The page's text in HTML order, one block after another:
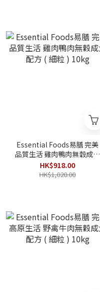
Essential Foods易膳 完美
品質生活 雞肉鴨肉無穀成犬
配方 ( 細粒 ) 10kg
HK$918.00
HK$1,020.00